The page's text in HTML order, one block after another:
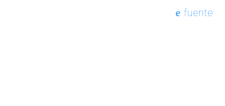
fuente